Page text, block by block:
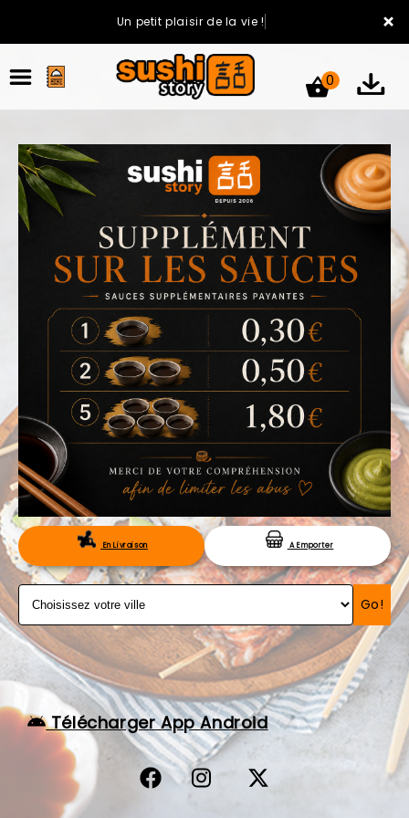
×
Un petit plaisir de la vie !
ACCUEIL
LA CARTE
VOTRE COMPTE
NOTRE RESTAURANT
VOS AVIS
MENTIONS LÉGALES
C.G.V
RÉSERVATION
0
En Livraison A Emporter
Go!
Télécharger App Android